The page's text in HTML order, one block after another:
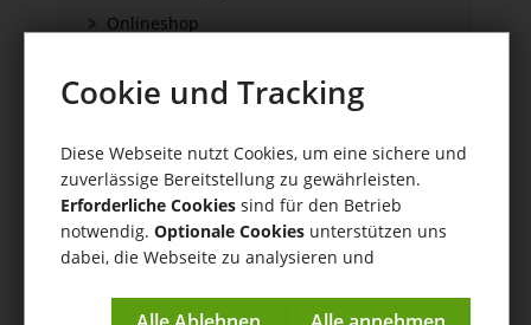
Onlineshop
Schnittstellen
Versand
WaWi/CRM
CRM Tools
Cookie und Tracking
Diese Webseite nutzt Cookies, um eine sichere und
zuverlässige Bereitstellung zu gewährleisten.
Erforderliche Cookies sind für den Betrieb
notwendig. Optionale Cookies unterstützen uns
dabei, die Webseite zu analysieren und